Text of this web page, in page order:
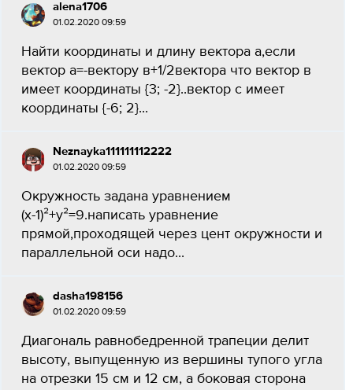
alena1706
01.02.2020 09:59
Найти координаты и длину вектора а,если
вектор а=-вектору в+1/2вектора что вектор в
имеет координаты {3; -2}..вектор с имеет
координаты {-6; 2}...
Neznayka111111112222
01.02.2020 09:59
Окружность задана уравнением
(х-1)²+у²=9.написать уравнение
прямой,проходящей через цент окружности и
параллельной оси надо...
dasha198156
01.02.2020 09:59
Диагональ равнобедренной трапеции делит
высоту, выпущенную из вершины тупого угла
на отрезки 15 см и 12 см, а боковая сторона